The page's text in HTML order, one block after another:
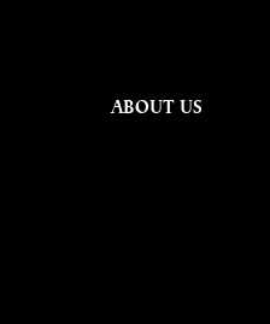
ABOUT US